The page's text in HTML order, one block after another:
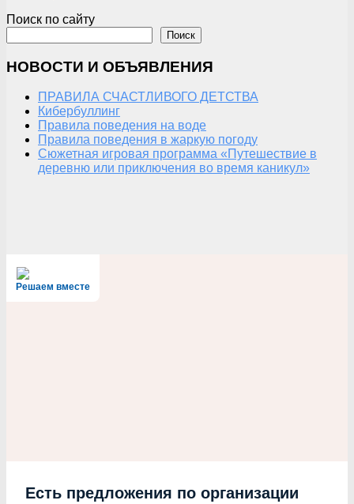
Поиск по сайту
Поиск
НОВОСТИ И ОБЪЯВЛЕНИЯ
ПРАВИЛА СЧАСТЛИВОГО ДЕТСТВА
Кибербуллинг
Правила поведения на воде
Правила поведения в жаркую погоду
Сюжетная игровая программа «Путешествие в
деревню или приключения во время каникул»
Решаем вместе
Есть предложения по организации